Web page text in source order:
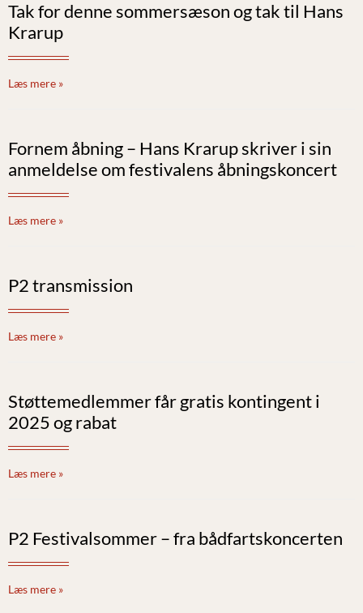
Tak for denne sommersæson og tak til Hans
Krarup
Læs mere »
Fornem åbning – Hans Krarup skriver i sin
anmeldelse om festivalens åbningskoncert
Læs mere »
P2 transmission
Læs mere »
Støttemedlemmer får gratis kontingent i
2025 og rabat
Læs mere »
P2 Festivalsommer – fra bådfartskoncerten
Læs mere »